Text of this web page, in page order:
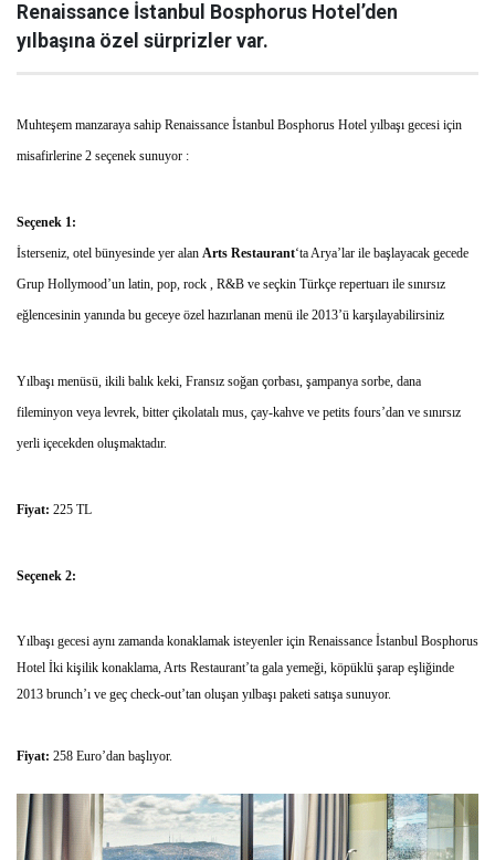
Renaissance İstanbul Bosphorus Hotel’den
yılbaşına özel sürprizler var.
Muhteşem manzaraya sahip Renaissance İstanbul Bosphorus Hotel yılbaşı gecesi için
misafirlerine 2 seçenek sunuyor :
Seçenek 1:
İsterseniz, otel bünyesinde yer alan Arts Restaurant‘ta Arya’lar ile başlayacak gecede
Grup Hollymood’un latin, pop, rock , R&B ve seçkin Türkçe repertuarı ile sınırsız
eğlencesinin yanında bu geceye özel hazırlanan menü ile 2013’ü karşılayabilirsiniz
Yılbaşı menüsü, ikili balık keki, Fransız soğan çorbası, şampanya sorbe, dana
fileminyon veya levrek, bitter çikolatalı mus, çay-kahve ve petits fours’dan ve sınırsız
yerli içecekden oluşmaktadır.
Fiyat: 225 TL
Seçenek 2:
Yılbaşı gecesi aynı zamanda konaklamak isteyenler için Renaissance İstanbul Bosphorus
Hotel İki kişilik konaklama, Arts Restaurant’ta gala yemeği, köpüklü şarap eşliğinde
2013 brunch’ı ve geç check-out’tan oluşan yılbaşı paketi satışa sunuyor.
Fiyat: 258 Euro’dan başlıyor.